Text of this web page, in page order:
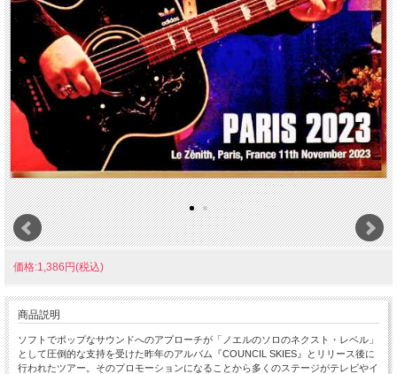
価格:1,386円(税込)
商品説明
ソフトでポップなサウンドへのアプローチが「ノエルのソロのネクスト・レベル」
として圧倒的な支持を受けた昨年のアルバム『COUNCIL SKIES』とリリース後に
行われたツアー。そのプロモーションになることから多くのステージがテレビやイ